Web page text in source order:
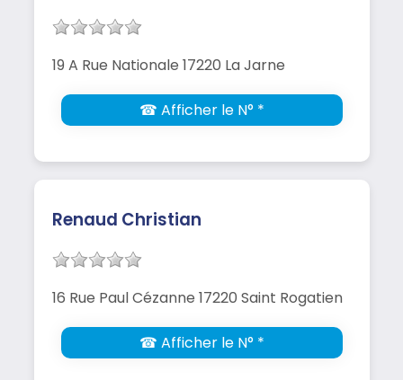
19 A Rue Nationale 17220 La Jarne
☎ Afficher le N° *
Renaud Christian
16 Rue Paul Cézanne 17220 Saint Rogatien
☎ Afficher le N° *